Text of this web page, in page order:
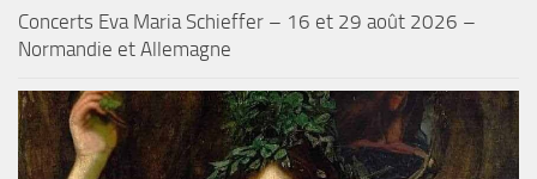
Concerts Eva Maria Schieffer – 16 et 29 août 2026 –
Normandie et Allemagne